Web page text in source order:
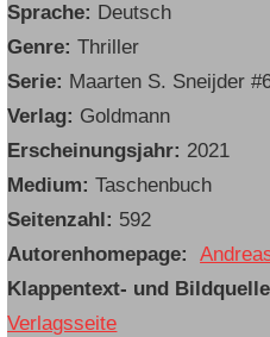
Sprache: Deutsch
Genre:Thriller
Serie: Maarten S. Sneijder
Verlag: Goldmann
Erscheinungsjahr: 2021
Medium:Taschenbuch
Seitenzahl: 592
Autorenhomepage:
Klappentext- und
Verlagsseite